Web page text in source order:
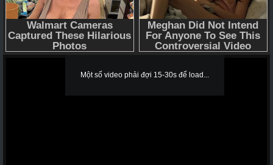
Một số video phải đợi 15-30s để load...